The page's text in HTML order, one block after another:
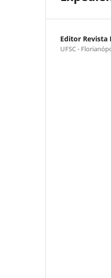
Editor Revista
UFSC -